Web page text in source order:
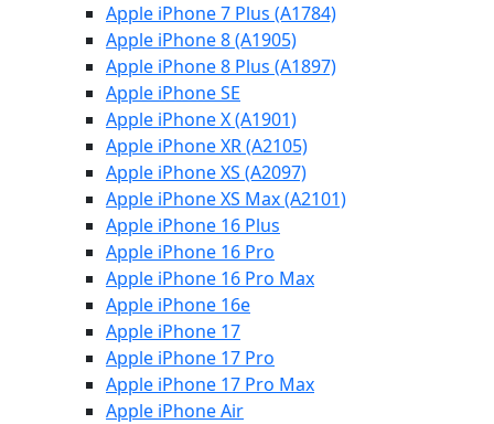
Apple iPhone 7 Plus (A1784)
Apple iPhone 8 (A1905)
Apple iPhone 8 Plus (A1897)
Apple iPhone SE
Apple iPhone X (A1901)
Apple iPhone XR (A2105)
Apple iPhone XS (A2097)
Apple iPhone XS Max (A2101)
Apple iPhone 16 Plus
Apple iPhone 16 Pro
Apple iPhone 16 Pro Max
Apple iPhone 16e
Apple iPhone 17
Apple iPhone 17 Pro
Apple iPhone 17 Pro Max
Apple iPhone Air